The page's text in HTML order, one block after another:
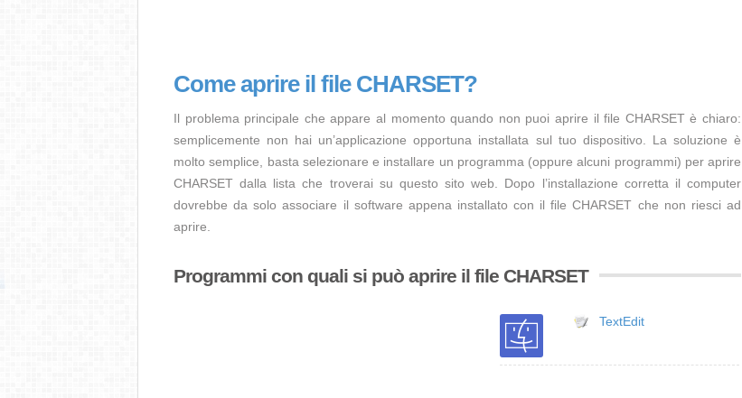
Come aprire il file CHARSET?
Il problema principale che appare al momento quando non puoi aprire il file CHARSET è chiaro:
semplicemente non hai un’applicazione opportuna installata sul tuo dispositivo. La soluzione è
molto semplice, basta selezionare e installare un programma (oppure alcuni programmi) per aprire
CHARSET dalla lista che troverai su questo sito web. Dopo l’installazione corretta il computer
dovrebbe da solo associare il software appena installato con il file CHARSET che non riesci ad
aprire.
Programmi con quali si può aprire il file CHARSET
TextEdit